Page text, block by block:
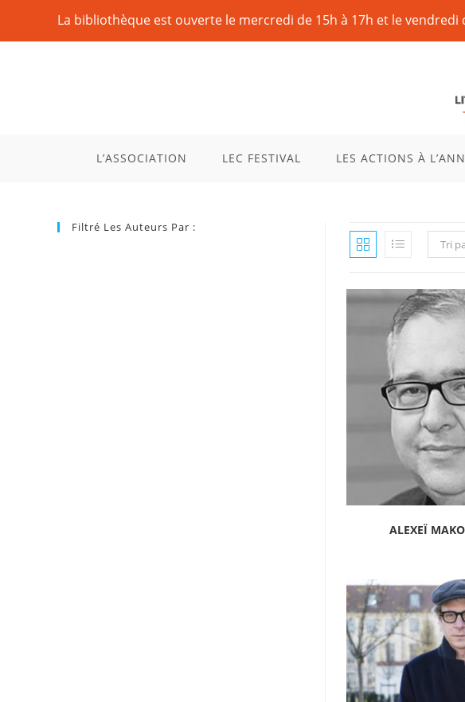
La bibliothèque est ouverte le mercredi de 15h à 17h et le vendredi
L’ASSOCIATION LEC FESTIVAL LES ACTIONS À
Tri
ALEXEÏ
Filtré Les Auteurs Par :